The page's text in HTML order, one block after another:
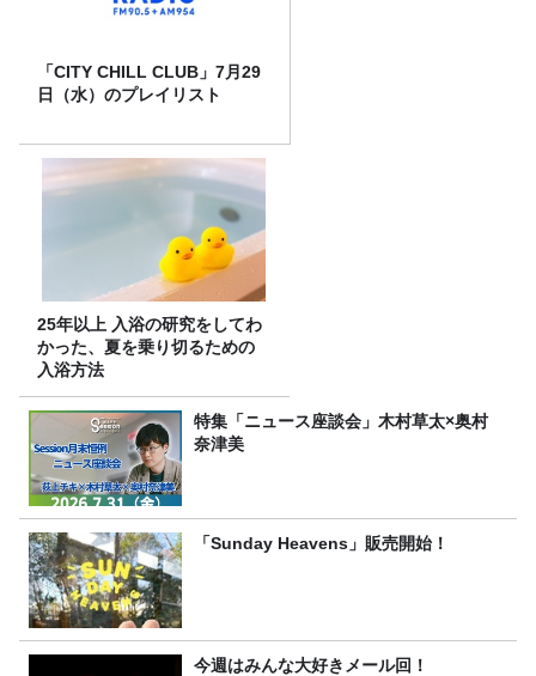
「CITY CHILL CLUB」7月29
日（水）のプレイリスト
25年以上 入浴の研究をしてわ
かった、夏を乗り切るための
入浴方法
特集「ニュース座談会」木村草太×奥村
奈津美
「Sunday Heavens」販売開始！
今週はみんな大好きメール回！